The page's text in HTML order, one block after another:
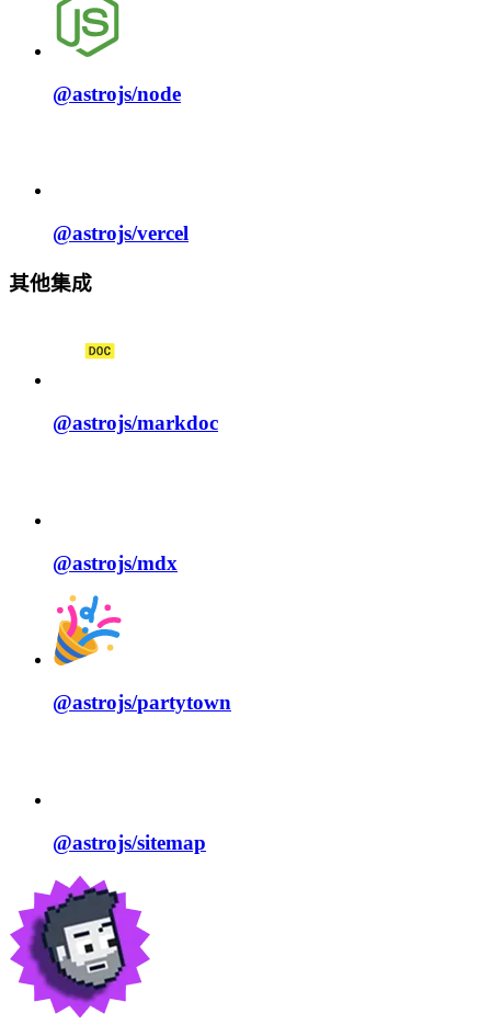
@astrojs/node
@astrojs/vercel
其他集成
@astrojs/markdoc
@astrojs/mdx
@astrojs/partytown
@astrojs/sitemap